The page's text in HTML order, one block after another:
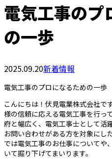
電気工事のプ
の一歩
2025.09.20新着情報
電気工事のプロになるための一歩
こんにちは！伏見電業株式会社で
様の信頼に応える電気工事を行っ
府と幅広く、電気工事士として活
お問い合わせがある方を対象にし
では電気工事のお仕事についてや
いて掘り下げてまいります。